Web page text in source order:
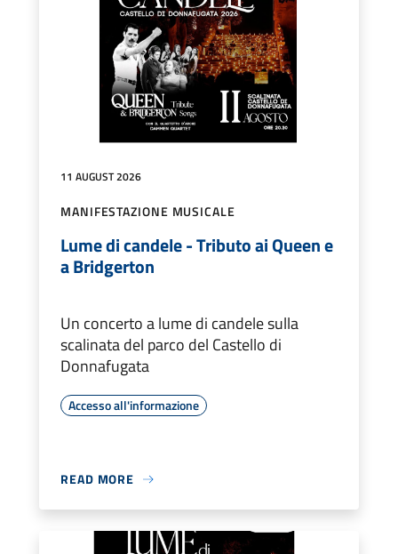
11 AUGUST 2026
MANIFESTAZIONE MUSICALE
Lume di candele - Tributo ai Queen e
a Bridgerton
Un concerto a lume di candele sulla
scalinata del parco del Castello di
Donnafugata
Accesso all'informazione
READ MORE